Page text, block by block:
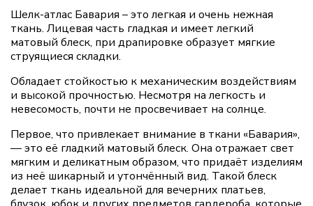
Шелк-атлас Бавария – это легкая и очень нежная
ткань. Лицевая часть гладкая и имеет легкий
матовый блеск, при драпировке образует мягкие
струящиеся складки.
Обладает стойкостью к механическим воздействиям
и высокой прочностью. Несмотря на легкость и
невесомость, почти не просвечивает на солнце.
Первое, что привлекает внимание в ткани «Бавария»,
— это её гладкий матовый блеск. Она отражает свет
мягким и деликатным образом, что придаёт изделиям
из неё шикарный и утончённый вид. Такой блеск
делает ткань идеальной для вечерних платьев,